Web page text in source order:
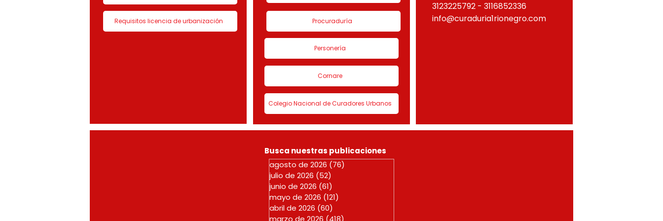
Requisitos licencia de urbanización Procuraduría
Personería
Cornare
Colegio Nacional de Curadores Urbanos
3123225792 - 3116852336
info@curaduria1rionegro.com
Busca nuestras publicaciones
agosto de 2026 (76)
julio de 2026 (52)
junio de 2026 (61)
mayo de 2026 (121)
abril de 2026 (60)